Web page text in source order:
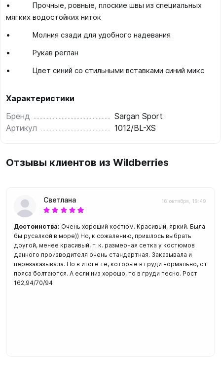
• Прочные, ровные, плоские швы из специальных
мягких водостойких ниток
• Молния сзади для удобного надевания
• Рукав реглан
• Цвет синий со стильными вставками синий микс
Характеристики
Бренд
Sargan Sport
Артикул
1012/BL-XS
Отзывы клиентов из Wildberries
Светлана 16 октября, 19:49
Достоинства: Очень хороший костюм. Красивый, яркий. Была
бы русалкой в море)) Но, к сожалению, пришлось выбрать
другой, менее красивый, т. к. размерная сетка у костюмов
данного производителя очень стандартная. Заказывала и
перезаказывала. Но в итоге те, которые в груди нормально, от
пояса болтаются. А если низ хорошо, то в груди тесно. Рост
162,94/70/94